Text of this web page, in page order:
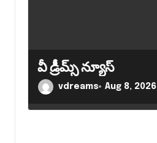
o
n
వీ డ్రీమ్స్ న్యూస్
vdreams Aug 8, 2026